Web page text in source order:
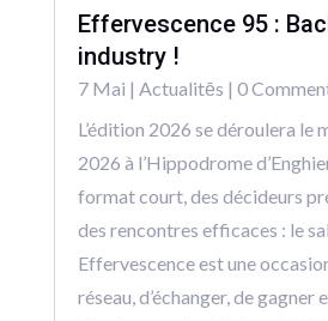
Effervescence 95 :
industry !
7 Mai | Actualitēs | 0
L’édition 2026 se déroulera le
2026 à l’Hippodrome
format court, des décideurs
des rencontres efficaces : le
Effervescence est une
réseau, d’échanger, de